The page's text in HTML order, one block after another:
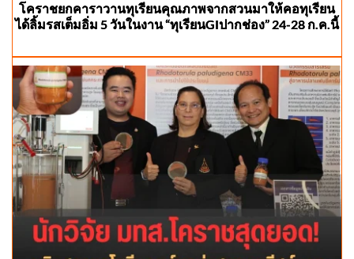
โคราชยกคาราวานทุเรียนคุณภาพจากสวนมาให้คอทุเรียน
ได้ลิ้มรสเต็มอิ่ม 5 วันในงาน “ทุเรียนGIปากช่อง” 24-28 ก.ค.นี้